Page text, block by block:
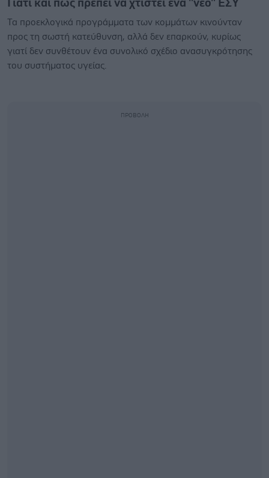
Γιατί και πώς πρέπει να χτιστεί ένα "νέο" ΕΣΥ
Τα προεκλογικά προγράμματα των κομμάτων κινούνταν
προς τη σωστή κατεύθυνση, αλλά δεν επαρκούν, κυρίως
γιατί δεν συνθέτουν ένα συνολικό σχέδιο ανασυγκρότησης
του συστήματος υγείας.